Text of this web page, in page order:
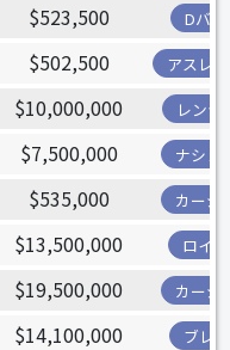
$523,500 Dバ
$502,500 アスレ
$10,000,000 レンジ
$7,500,000 ナショ
$535,000 カージ
$13,500,000 ロイ
$19,500,000 カージ
$14,100,000 ブレ